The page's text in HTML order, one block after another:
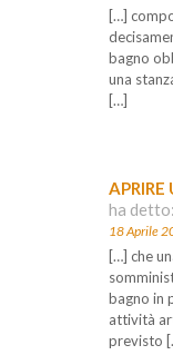
[…]
bagno
una
[…]
ha detto:
18 Aprile
[…] che
bagno in
attività
previsto